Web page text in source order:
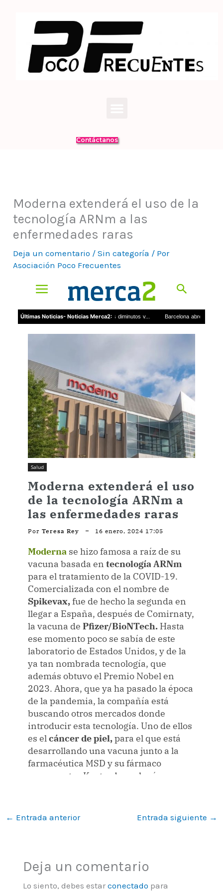
Contáctanos
Moderna extenderá el uso de la
tecnología ARNm a las
enfermedades raras
Deja un comentario /Sin categoría / Por
Asociación Poco Frecuentes
← Entrada anterior Entrada siguiente →
Deja un comentario
Lo siento, debes estar conectado para